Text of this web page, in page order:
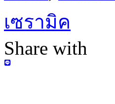
เซรามิค
Share with